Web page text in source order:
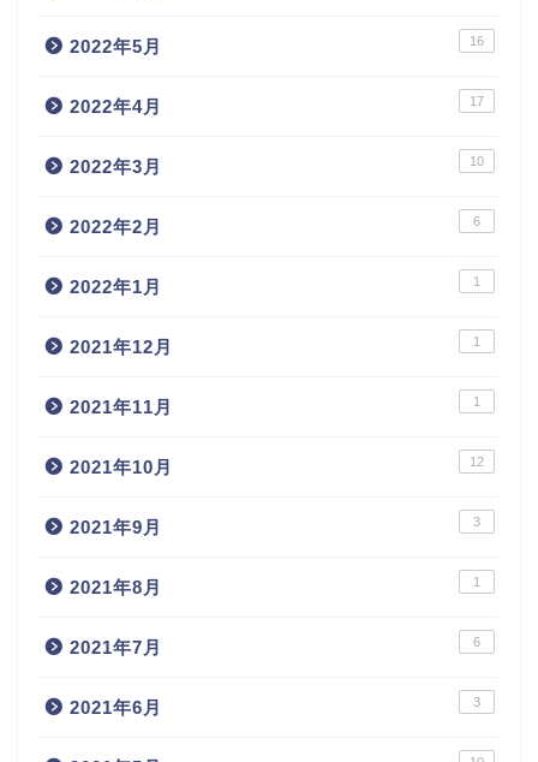
2022年5月 16
2022年4月 17
2022年3月 10
2022年2月 6
2022年1月 1
2021年12月 1
2021年11月 1
2021年10月 12
2021年9月 3
2021年8月 1
2021年7月 6
2021年6月 3